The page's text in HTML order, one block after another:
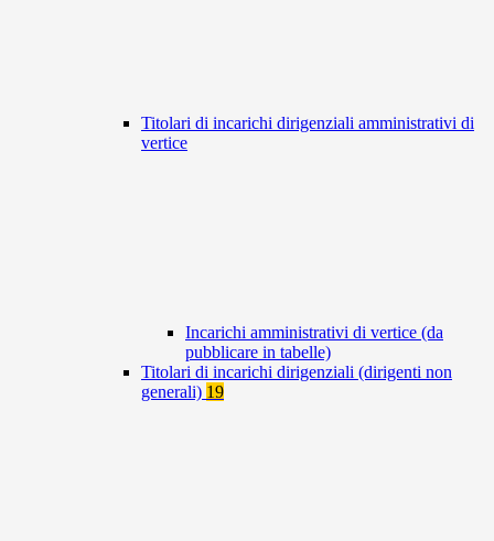
Titolari di incarichi dirigenziali amministrativi di
vertice
Incarichi amministrativi di vertice (da
pubblicare in tabelle)
Titolari di incarichi dirigenziali (dirigenti non
generali) 19